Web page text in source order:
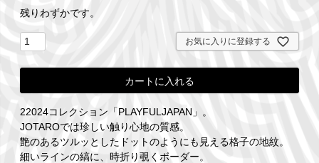
残りわずかです。
お気に入りに登録する
カートに入れる
22024コレクション「PLAYFULJAPAN」。
JOTAROでは珍しい触り心地の質感。
艶のあるツルッとしたドットのようにも見える格子の地紋。
細いラインの縞に、時折り覗くボーダー。